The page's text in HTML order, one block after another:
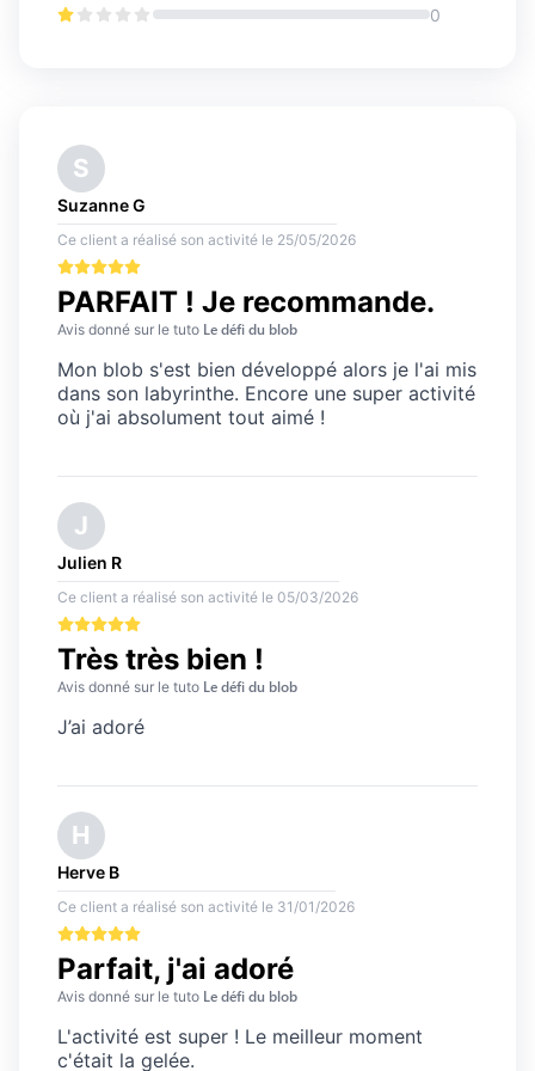
0
S
SuzanneG
Ce client a réalisé son activité le 25/05/2026
PARFAIT ! Je recommande.
Avis donné sur le tuto Le défi du blob
Mon blob s'est bien développé alors je l'ai mis
dans son labyrinthe. Encore une super activité
où j'ai absolument tout aimé !
J
Julien R
Ce client a réalisé son activité le 05/03/2026
Très très bien !
Avis donné sur le tuto Le défi du blob
J’ai adoré
H
Herve B
Ce client a réalisé son activité le 31/01/2026
Parfait, j'ai adoré
Avis donné sur le tuto Le défi du blob
L'activité est super ! Le meilleur moment
c'était la gelée.